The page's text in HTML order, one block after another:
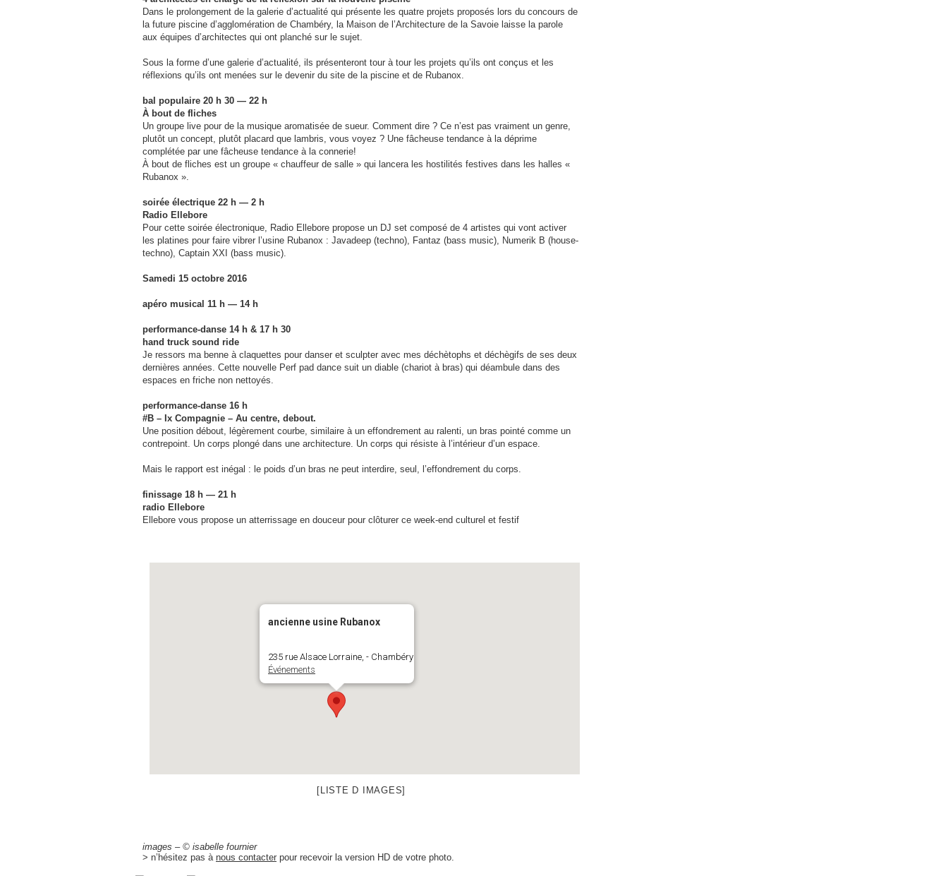
Dans le prolongement de la galerie d’actualité qui présente les quatre projets proposés lors du concours de
la future piscine d’agglomération de Chambéry, la Maison de l’Architecture de la Savoie laisse la parole
aux équipes d’architectes qui ont planché sur le sujet.
Sous la forme d’une galerie d’actualité, ils présenteront tour à tour les projets qu’ils ont conçus et les
réflexions qu’ils ont menées sur le devenir du site de la piscine et de Rubanox.
bal populaire 20 h 30 — 22 h
À bout de fliches
Un groupe live pour de la musique aromatisée de sueur. Comment dire ? Ce n’est pas vraiment un genre,
plutôt un concept, plutôt placard que lambris, vous voyez ? Une fâcheuse tendance à la déprime
complétée par une fâcheuse tendance à la connerie!
À bout de fliches est un groupe « chauffeur de salle » qui lancera les hostilités festives dans les halles «
Rubanox ».
soirée électrique 22 h — 2 h
Radio Ellebore
Pour cette soirée électronique, Radio Ellebore propose un DJ set composé de 4 artistes qui vont activer
les platines pour faire vibrer l’usine Rubanox : Javadeep (techno), Fantaz (bass music), Numerik B (house-
techno), Captain XXI (bass music).
Samedi 15 octobre 2016
apéro musical 11 h — 14 h
performance-danse 14 h & 17 h 30
hand truck sound ride
Je ressors ma benne à claquettes pour danser et sculpter avec mes déchètophs et déchègifs de ses deux
dernières années. Cette nouvelle Perf pad dance suit un diable (chariot à bras) qui déambule dans des
espaces en friche non nettoyés.
performance-danse 16 h
#B – Ix Compagnie – Au centre, debout.
Une position débout, légèrement courbe, similaire à un effondrement au ralenti, un bras pointé comme un
contrepoint. Un corps plongé dans une architecture. Un corps qui résiste à l’intérieur d’un espace.
Mais le rapport est inégal : le poids d’un bras ne peut interdire, seul, l’effondrement du corps.
finissage 18 h — 21 h
radio Ellebore
Ellebore vous propose un atterrissage en douceur pour clôturer ce week-end culturel et festif
ancienne usine Rubanox
235 rue Alsace Lorraine, - Chambéry
Événements
[LISTE D IMAGES]
images – © isabelle fournier
> n’hésitez pas à nous contacter pour recevoir la version HD de votre photo.